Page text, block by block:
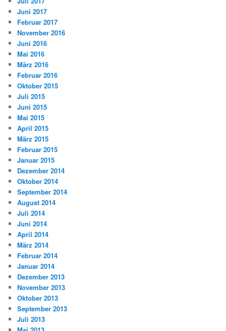
Juni 2017
Februar 2017
November 2016
Juni 2016
Mai 2016
März 2016
Februar 2016
Oktober 2015
Juli 2015
Juni 2015
Mai 2015
April 2015
März 2015
Februar 2015
Januar 2015
Dezember 2014
Oktober 2014
September 2014
August 2014
Juli 2014
Juni 2014
April 2014
März 2014
Februar 2014
Januar 2014
Dezember 2013
November 2013
Oktober 2013
September 2013
Juli 2013